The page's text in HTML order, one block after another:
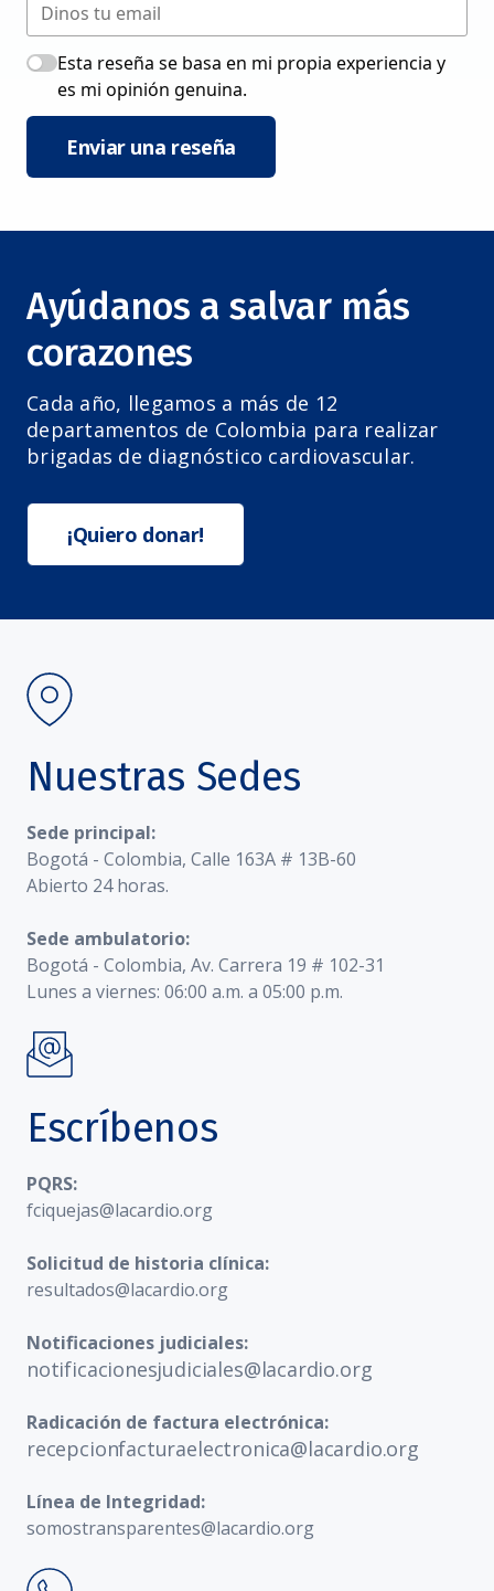
Esta reseña se basa en mi propia experiencia y
es mi opinión genuina.
Enviar una reseña
Ayúdanos a salvar más
corazones
Cada año, llegamos a más de 12
departamentos de Colombia para realizar
brigadas de diagnóstico cardiovascular.
¡Quiero donar!
Nuestras Sedes
Sede principal:
Bogotá - Colombia, Calle 163A # 13B-60
Abierto 24 horas.
Sede ambulatorio:
Bogotá - Colombia, Av. Carrera 19 # 102-31
Lunes a viernes: 06:00 a.m. a 05:00 p.m.
Escríbenos
PQRS:
fciquejas@lacardio.org
Solicitud de historia clínica:
resultados@lacardio.org
Notificaciones judiciales:
notificacionesjudiciales@lacardio.org
Radicación de factura electrónica:
recepcionfacturaelectronica@lacardio.org
Línea de Integridad:
somostransparentes@lacardio.org